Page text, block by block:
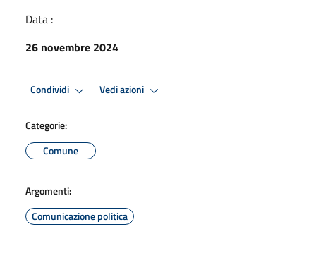
Data :
26 novembre 2024
Condividi Vedi azioni
Categorie:
Comune
Argomenti:
Comunicazione politica